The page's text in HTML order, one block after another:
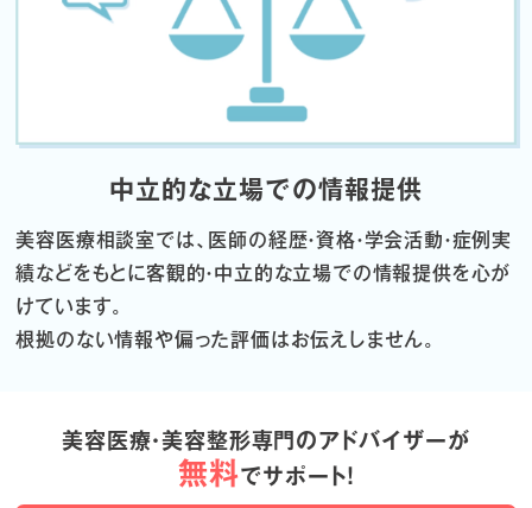
中立的な立場での情報提供
美容医療相談室では、医師の経歴・資格・学会活動・症例実
績などをもとに客観的・中立的な立場での情報提供を心が
けています。
根拠のない情報や偏った評価はお伝えしません。
美容医療・美容整形専門のアドバイザーが
無料でサポート！